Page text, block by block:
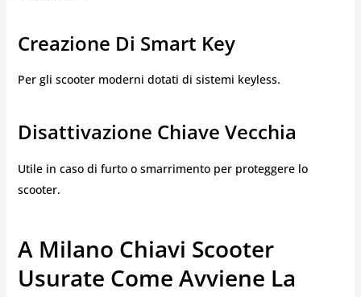
Creazione Di Smart Key
Per gli scooter moderni dotati di sistemi keyless.
Disattivazione Chiave Vecchia
Utile in caso di furto o smarrimento per proteggere lo
scooter.
A Milano Chiavi Scooter
Usurate Come Avviene La